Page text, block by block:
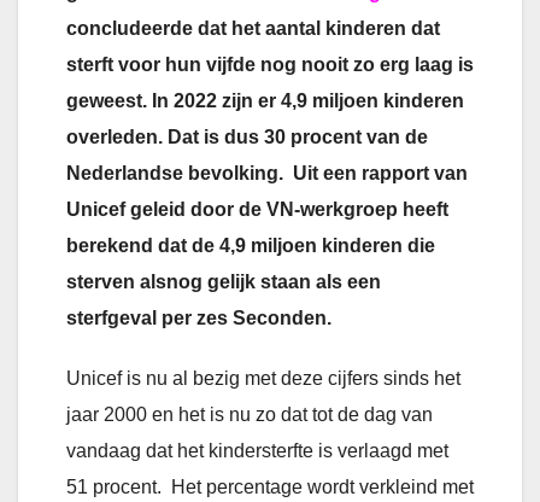
concludeerde dat het aantal kinderen dat
sterft voor hun vijfde nog nooit zo erg laag is
geweest. In 2022 zijn er 4,9 miljoen kinderen
overleden. Dat is dus 30 procent van de
Nederlandse bevolking. Uit een rapport van
Unicef geleid door de VN-werkgroep heeft
berekend dat de 4,9 miljoen kinderen die
sterven alsnog gelijk staan als een
sterfgeval per zes Seconden.
Unicef is nu al bezig met deze cijfers sinds het
jaar 2000 en het is nu zo dat tot de dag van
vandaag dat het kindersterfte is verlaagd met
51 procent. Het percentage wordt verkleind met